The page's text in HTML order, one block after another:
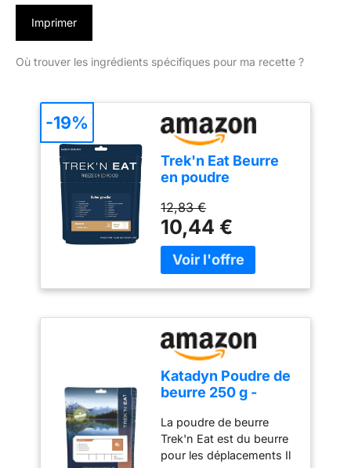
Imprimer
Où trouver les ingrédients spécifiques pour ma recette ?
Trek'n Eat Beurre
en poudre
12,83 €
10,44 €
-19%
Katadyn Poudre de
beurre 250 g -
La poudre de beurre
Trek'n Eat est du beurre
pour les déplacements Il